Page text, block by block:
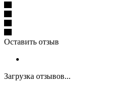
Оставить отзыв
Загрузка отзывов...